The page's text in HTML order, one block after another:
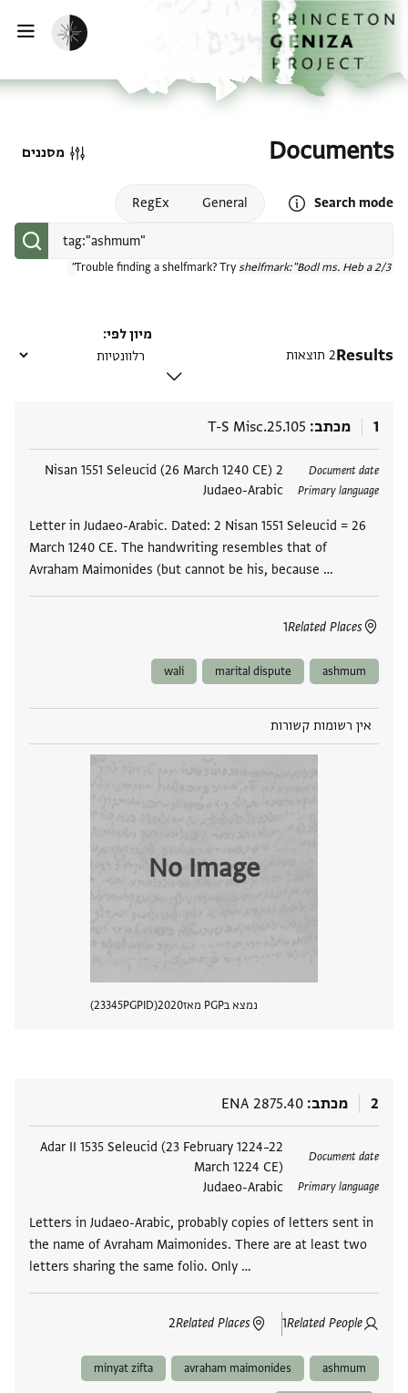
דילוג לתוכן
דף הבית
הפעלת מצב כהה
Documents
Search mode
Open search mode help
General
RegEx
Trouble finding a shelfmark? Try shelfmark:"Bodl ms. Heb a 2/3"
מסננים
Results2 תוצאות
מיון לפי
1 מכתב T-S Misc.25.105
Document date
2 Nisan 1551 Seleucid (26 March 1240 CE)
Primary language
Judaeo-Arabic
Letter in Judaeo-Arabic. Dated: 2 Nisan 1551 Seleucid = 26
March 1240 CE. The handwriting resembles that of
Avraham Maimonides (but cannot be his, because …
Related Places
1
תגים
ashmum
marital dispute
wali
אין רשומות קשורות
No Image
נמצא בPGP מאז 2020
PGPID
23345
2 מכתב ENA 2875.40
Document date
Adar II 1535 Seleucid (23 February 1224–22
March 1224 CE)
Primary language
Judaeo-Arabic
Letters in Judaeo-Arabic, probably copies of letters sent in
the name of Avraham Maimonides. There are at least two
letters sharing the same folio. Only …
Related People
1
Related Places
2
ashmum
avraham maimonides
minyat zifta